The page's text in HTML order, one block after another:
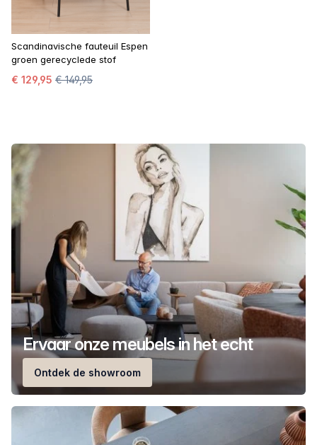
Scandinavische fauteuil Espen
groen gerecyclede stof
€ 129,95 € 149,95
Ervaar onze meubels in het echt
Ontdek de showroom